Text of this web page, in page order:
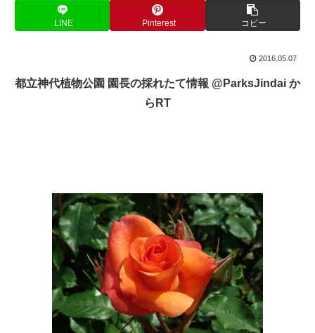
LINE Pinterest コピー
2016.05.07
都立神代植物公園 園長の採れたて情報 @ParksJindai か
らRT